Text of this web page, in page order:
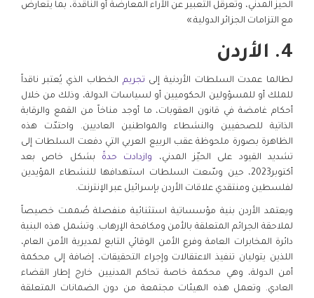
الحيز المدني، وتعرقل التعبير عن الآراء المعارضة أو الناقدة، بما يتعارض
مع التزامات الجزائر الدولية.»
4. الأردن
لطالما عمدت السلطات الأردنية إلى تجريم الخطاب الذي يُعتبر ناقداً
للملك أو للمسؤولين الحكوميين أو لسياسات الدولة، وذلك من خلال
أحكام غامضة في قانون العقوبات، ما أوجد مناخاً من القمع والرقابة
الذاتية للصحفيين والنشطاء والمواطنين العاديين. واحتدّت هذه
الظاهرة بصورة ملحوظة عقب الربيع العربي التي دفعت السلطات إلى
تشديد القيود على الحيّز المدني، وازدادت حدةً بشكل خاص بعد
أكتوبر2023، حين وسّعت السلطات استهدافها للنشطاء المؤيدين
لفلسطين ومنتقدي علاقات الأردن بإسرائيل عبر الإنترنت.
ويعتمد الأردن بنية مؤسساتية استثنائية منفصلة صُممت خصيصاً
لملاحقة الجرائم المتعلقة بالأمن ومكافحة الإرهاب. وتشمل هذه البنية
دائرة المخابرات العامة وفرع الأمن الوقائي التابع لمديرية الأمن العام،
اللذين يتوليان تنفيذ الاعتقالات وإجراء التحقيقات، إضافة إلى محكمة
أمن الدولة، وهي محكمة خاصة تحاكم المدنيين خارج إطار القضاء
العادي. وتعمل هذه الهيئات مجتمعة من دون الضمانات المتعلقة